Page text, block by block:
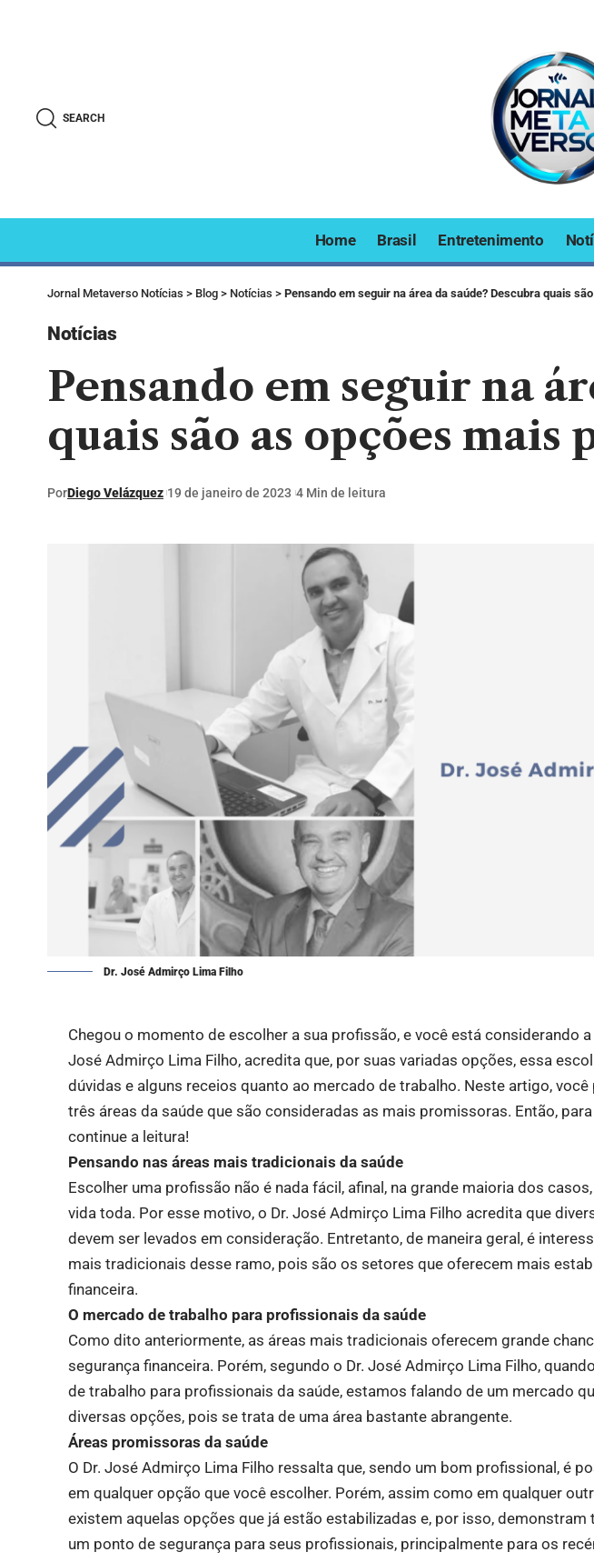
SEARCH
Home Brasil Entretenimento
Jornal Metaverso Notícias > Blog > Notícias > Pensando em seguir na área da saúde? Descubra quais
Notícias
Pensando em seguir na
quais são as opções mais
PorDiego Velázquez 19 de janeiro de 2023 4 Min de leitura
Dr. José Admirço Lima Filho
Chegou o momento de escolher a sua profissão, e você está considerando a
José Admirço Lima Filho, acredita que, por suas variadas opções, essa
dúvidas e alguns receios quanto ao mercado de trabalho. Neste artigo, você
três áreas da saúde que são consideradas as mais promissoras. Então,
continue a leitura!
Pensando nas áreas mais tradicionais da saúde
Escolher uma profissão não é nada fácil, afinal, na grande maioria dos
vida toda. Por esse motivo, o Dr. José Admirço Lima Filho acredita que
devem ser levados em consideração. Entretanto, de maneira geral, é
mais tradicionais desse ramo, pois são os setores que oferecem mais
financeira.
O mercado de trabalho para profissionais da saúde
Como dito anteriormente, as áreas mais tradicionais oferecem grande
segurança financeira. Porém, segundo o Dr. José Admirço Lima Filho,
de trabalho para profissionais da saúde, estamos falando de um mercado
diversas opções, pois se trata de uma área bastante abrangente.
Áreas promissoras da saúde
O Dr. José Admirço Lima Filho ressalta que, sendo um bom profissional, é
em qualquer opção que você escolher. Porém, assim como em qualquer
existem aquelas opções que já estão estabilizadas e, por isso,
um ponto de segurança para seus profissionais, principalmente para os